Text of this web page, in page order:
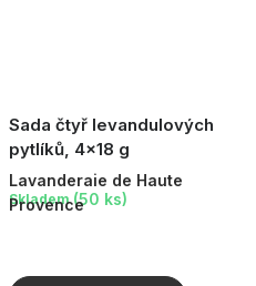
Sada čtyř levandulových
pytlíků, 4×18 g
Lavanderaie de Haute
Provence
Skladem (50 ks)